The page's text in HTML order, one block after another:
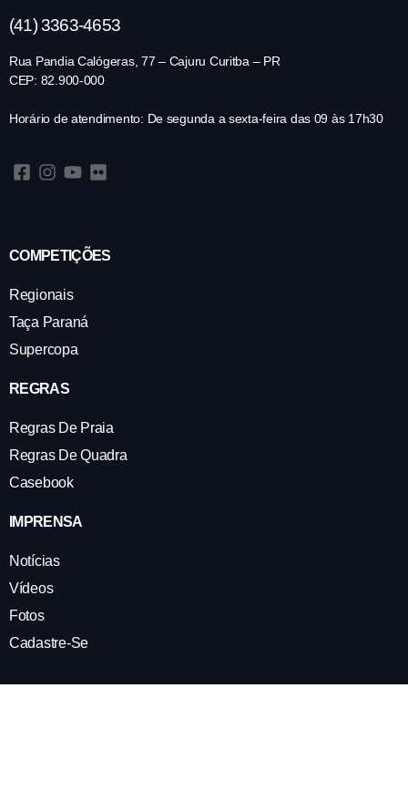
(41) 3363-4653
Rua Pandia Calógeras, 77 – Cajuru Curitba – PR
CEP: 82.900-000
Horário de atendimento: De segunda a sexta-feira das 09 às 17h30
COMPETIÇÕES
Regionais
Taça Paraná
Supercopa
REGRAS
Regras De Praia
Regras De Quadra
Casebook
IMPRENSA
Notícias
Vídeos
Fotos
Cadastre-Se